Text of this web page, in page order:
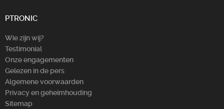
PTRONIC
Wie zijn wij?
Testimonial
Onze engagementen
Gelezen in de pers
Algemene voorwaarden
Privacy en geheimhouding
Sitemap